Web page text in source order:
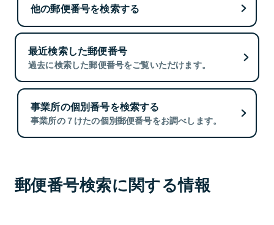
他の郵便番号を検索する
最近検索した郵便番号
過去に検索した郵便番号をご覧いただけます。
事業所の個別番号を検索する
事業所の７けたの個別郵便番号をお調べします。
郵便番号検索に関する情報